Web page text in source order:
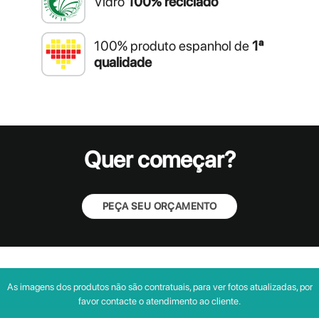
100% produto espanhol de1ª
qualidade
Quer começar?
PEÇA SEU ORÇAMENTO
As imagens dos produtos não são contratuais, para ver fotos atualizadas, por
favor contacte o atendimento ao cliente.